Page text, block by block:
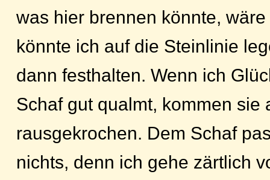
was hier brennen könnte,
könnte ich auf die Steinlinie
dann festhalten. Wenn ich
Schaf gut qualmt, kommen sie
rausgekrochen. Dem Schaf
nichts, denn ich gehe zärtlich